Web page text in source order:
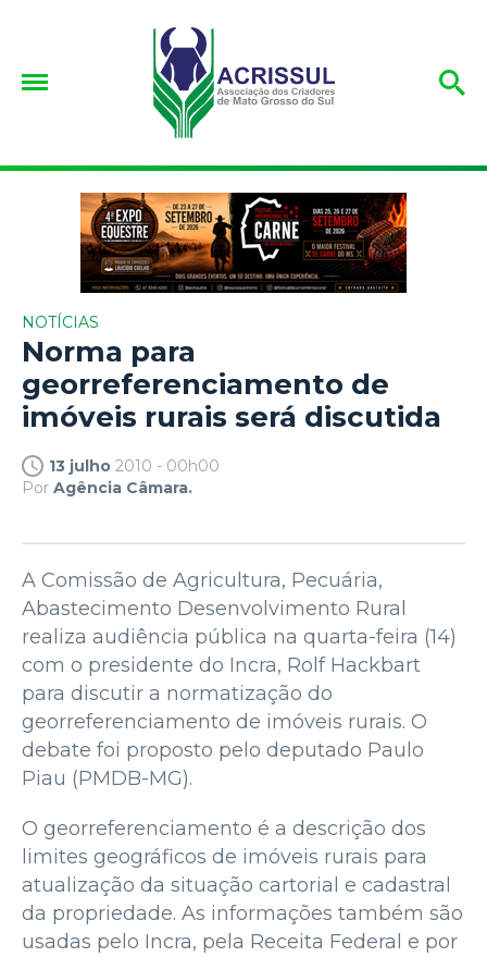
NOTÍCIAS
Norma para
georreferenciamento de
imóveis rurais será discutida
13 julho 2010 - 00h00
Por Agência Câmara.
A Comissão de Agricultura, Pecuária,
Abastecimento Desenvolvimento Rural
realiza audiência pública na quarta-feira (14)
com o presidente do Incra, Rolf Hackbart
para discutir a normatização do
georreferenciamento de imóveis rurais. O
debate foi proposto pelo deputado Paulo
Piau (PMDB-MG).
O georreferenciamento é a descrição dos
limites geográficos de imóveis rurais para
atualização da situação cartorial e cadastral
da propriedade. As informações também são
usadas pelo Incra, pela Receita Federal e por